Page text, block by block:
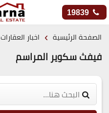
19839
الصفحة الرئيسية › اخبار العقارات
فيفث سكوير المراسم